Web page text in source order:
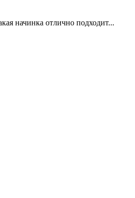
начинка отлично подходит...